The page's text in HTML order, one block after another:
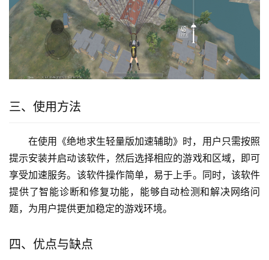
三、使用方法
在使用《绝地求生轻量版加速辅助》时，用户只需按照
提示安装并启动该软件，然后选择相应的游戏和区域，即可
享受加速服务。该软件操作简单，易于上手。同时，该软件
提供了智能诊断和修复功能，能够自动检测和解决网络问
题，为用户提供更加稳定的游戏环境。
四、优点与缺点